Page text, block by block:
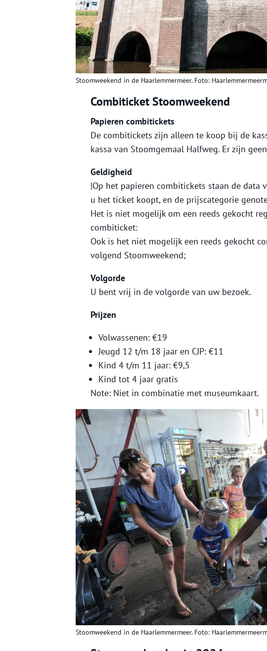
Stoomweekend in de Haarlemmermeer. Foto:
Combiticket Stoomweekend
Papieren combitickets
De combitickets zijn alleen te koop bij de
kassa van Stoomgemaal Halfweg. Er zijn
Geldigheid
|Op het papieren combitickets staan de data
u het ticket koopt, en de prijscategorie
Het is niet mogelijk om een reeds gekocht
combiticket:
Ook is het niet mogelijk een reeds gekocht
volgend Stoomweekend;
Volgorde
U bent vrij in de volgorde van uw bezoek.
Prijzen
Volwassenen: €19
Jeugd 12 t/m 18 jaar en CJP: €11
Kind 4 t/m 11 jaar: €9,5
Kind tot 4 jaar gratis
Note: Niet in combinatie met museumkaart.
Stoomweekend in de Haarlemmermeer. Foto: